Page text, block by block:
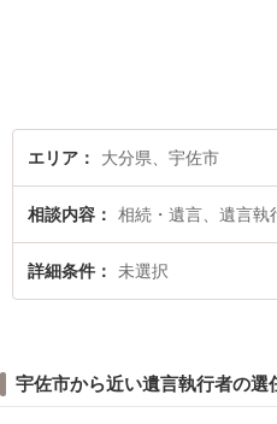
エリア 大分県、宇佐市
相談内容 相続・遺言、遺言執
詳細条件 未選択
宇佐市から近い遺言執行者の選